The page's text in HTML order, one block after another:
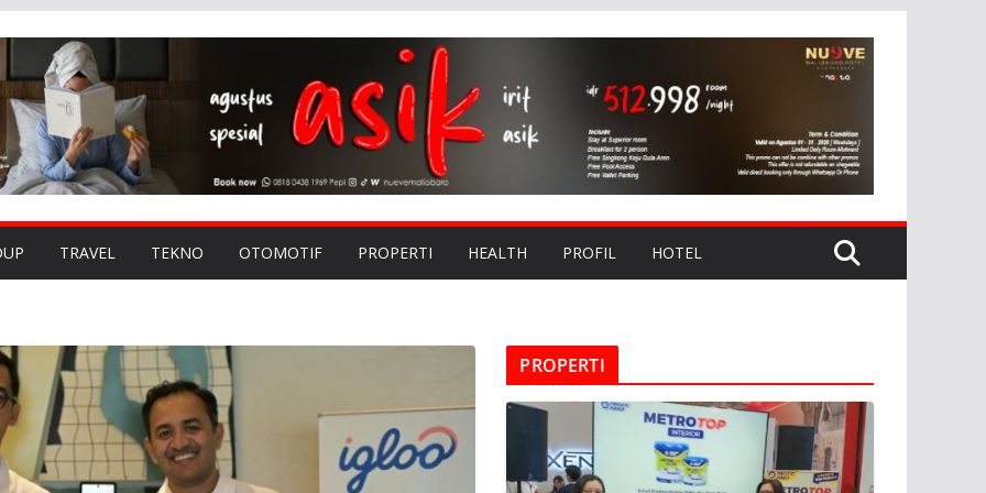
TRAVEL TEKNO OTOMOTIF PROPERTI HEALTH PROFIL HOTEL
PROPERTI